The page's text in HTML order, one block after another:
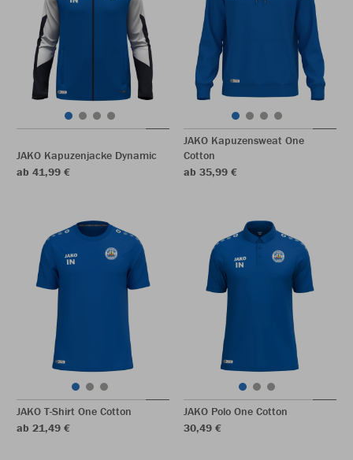
JAKO Kapuzenjacke Dynamic
ab 41,99 €
JAKO Kapuzensweat One
Cotton
ab 35,99 €
JAKO T-Shirt One Cotton
ab 21,49 €
JAKO Polo One Cotton
30,49 €